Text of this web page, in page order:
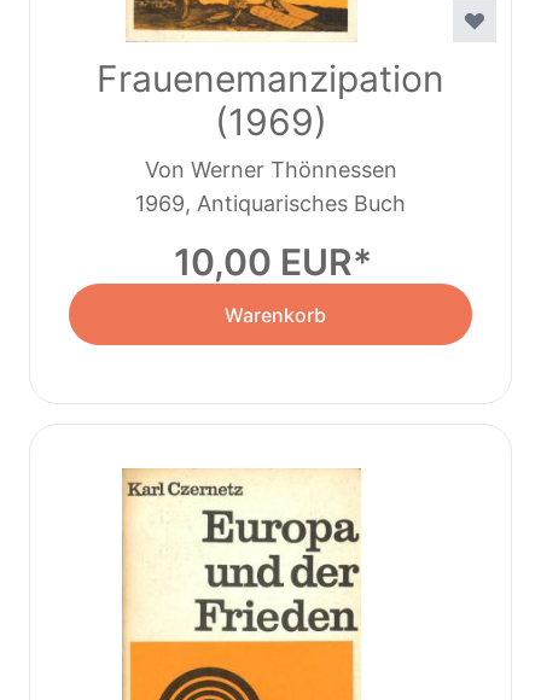
Frauenemanzipation
(1969)
Von Werner Thönnessen
1969, Antiquarisches Buch
10,00 EUR
Warenkorb